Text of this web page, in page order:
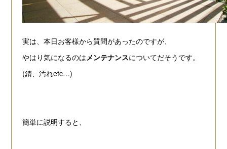
実は、本日お客様から質問があったのですが、
やはり気になるのは メンテナンスについてだそうです。
(錆、汚れetc…)
簡単に説明すると、